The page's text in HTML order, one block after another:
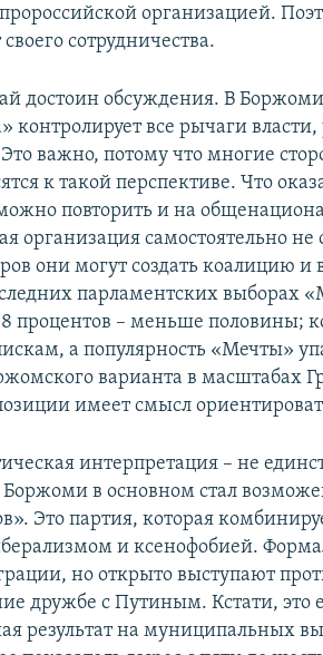
организацией.
сотрудничества.
достоин обсуждения. В
контролирует все рычаги
важно, потому что многие
к такой перспективе. Что
повторить и на
организация самостоятельно
они могут создать коалицию
парламентских выборах
процентов – меньше половины;
а популярность «Мечты»
варианта в масштабах
имеет смысл
интерпретация – не
в основном стал
Это партия, которая
и ксенофобией.
но открыто выступают
дружбе с Путиным. Кстати, это
результат на муниципальных